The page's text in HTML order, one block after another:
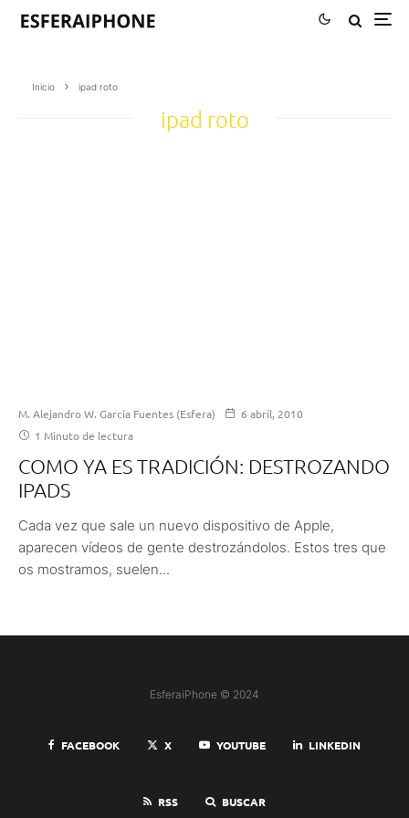
Inicio ipad roto
ipad roto
M. Alejandro W. García Fuentes (Esfera)
6 abril, 2010
1 Minuto de lectura
COMO YA ES TRADICIÓN: DESTROZANDO
IPADS
Cada vez que sale un nuevo dispositivo de Apple,
aparecen vídeos de gente destrozándolos. Estos tres que
os mostramos, suelen...
EsferaiPhone © 2024
FACEBOOK X YOUTUBE LINKEDIN
RSS BUSCAR